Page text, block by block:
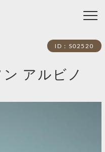
ID：S02520
アルビノ